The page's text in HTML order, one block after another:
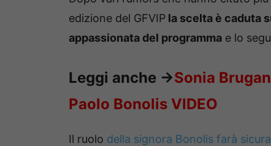
edizione del GFVIP la scelta è caduta
appassionata del programma e lo
Leggi anche ->Sonia
Paolo Bonolis VIDEO
Il ruolo della signora Bonolis farà